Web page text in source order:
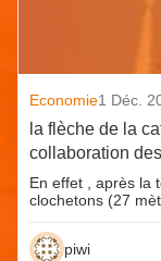
Economie1 Déc.
la flèche de la
collaboration
En effet , après la
clochetons (27
piwi